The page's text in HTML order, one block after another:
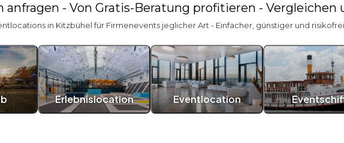
- Von Gratis-Beratung profitieren - Vergleichen
in Kitzbühel für Firmenevents jeglicher Art - Einfacher, günstiger und
Erlebnislocation Eventlocation